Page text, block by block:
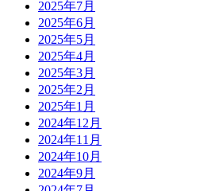
2025年7月
2025年6月
2025年5月
2025年4月
2025年3月
2025年2月
2025年1月
2024年12月
2024年11月
2024年10月
2024年9月